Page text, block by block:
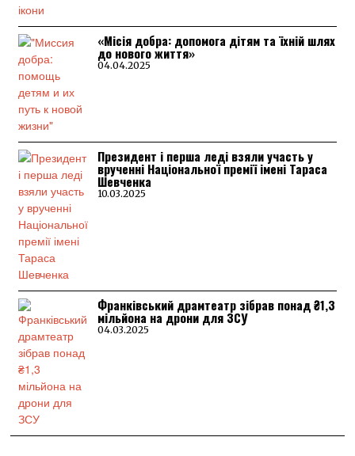
«Місія добра: допомога дітям та їхній шлях
до нового життя»
04.04.2025
Президент і перша леді взяли участь у
врученні Національної премії імені Тараса
Шевченка
10.03.2025
Франківський драмтеатр зібрав понад ₴1,3
мільйона на дрони для ЗСУ
04.03.2025